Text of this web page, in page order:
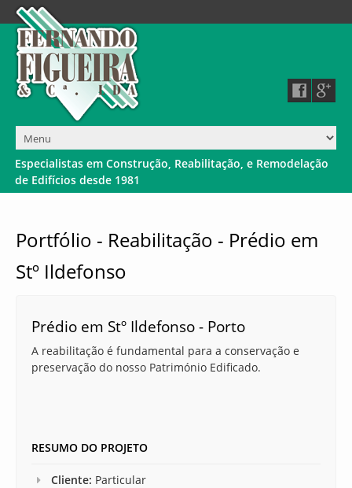
Especialistas em Construção, Reabilitação, e Remodelação
de Edifícios desde 1981
Portfólio - Reabilitação - Prédio em
Stº Ildefonso
Prédio em Stº Ildefonso - Porto
A reabilitação é fundamental para a conservação e
preservação do nosso Património Edificado.
RESUMO DO PROJETO
Cliente: Particular